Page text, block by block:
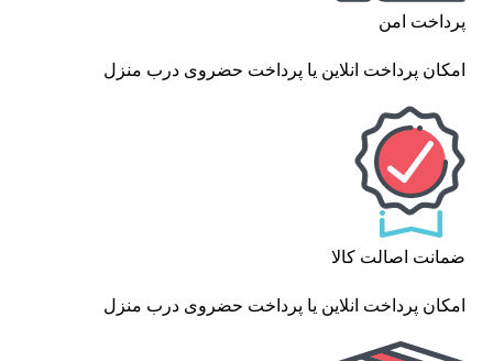
پرداخت امن
امکان پرداخت انلاین یا پرداخت حضروی درب منزل
ضمانت اصالت کالا
امکان پرداخت انلاین یا پرداخت حضروی درب منزل